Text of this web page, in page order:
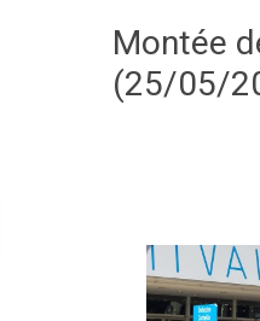
Montée
(25/05/